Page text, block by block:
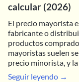
calcular (2026)
El precio mayorista
fabricante o
productos
mayoristas suelen
precio minorista, y
Seguir leyendo →